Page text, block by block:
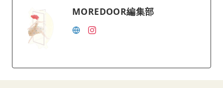
MOREDOOR編集部